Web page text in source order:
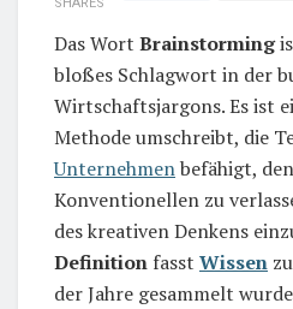
Das Wort Brainstorming
bloßes Schlagwort in der
Wirtschaftsjargons. Es ist
Methode umschreibt, die
Unternehmenbefähigt,
Konventionellen zu
des kreativen Denkens
Definition fasst Wissen
der Jahre gesammelt